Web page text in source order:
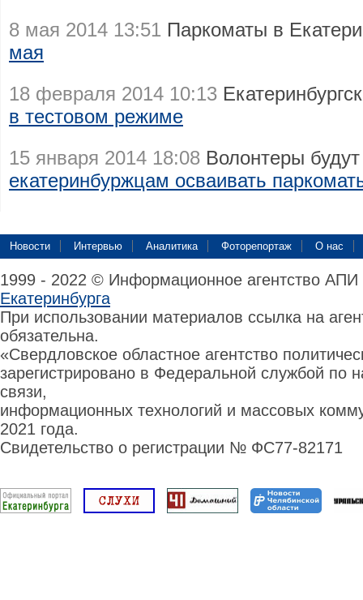
8 мая 2014 13:51 Паркоматы в
мая
18 февраля 2014 10:13
в тестовом режиме
15 января 2014 18:08 Волонтеры
екатеринбуржцам осваивать
Новости Интервью Аналитика Фоторепортаж О нас
1999 - 2022 © Информационное агентство
Екатеринбурга
При использовании материалов ссылка на
обязательна.
«Свердловское областное агентство
зарегистрировано в Федеральной службой по
связи,
информационных технологий и массовых
2021 года.
Свидетельство о регистрации № ФС77-82171